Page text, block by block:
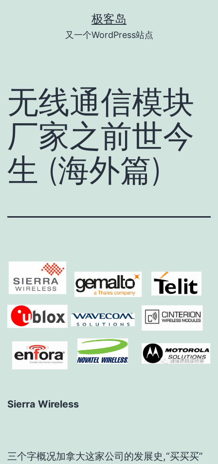
极客岛
又一个WordPress站点
无线通信模块
厂家之前世今
生 (海外篇)
Sierra Wireless
三个字概况加拿大这家公司的发展史,“买买买”